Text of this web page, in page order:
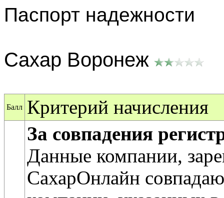
Паспорт надежности
Сахар Воронеж
Балл Критерий начисления
За совпадения
Данные компании,
СахарОнлайн